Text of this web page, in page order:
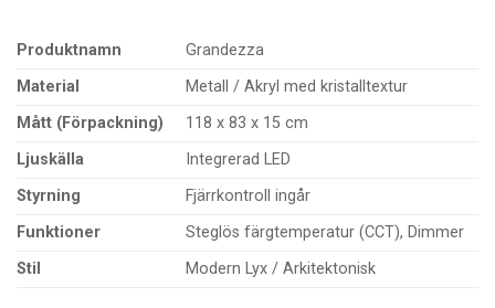
Produktnamn
Grandezza
Material
Metall / Akryl med kristalltextur
Mått (Förpackning)
118 x 83 x 15 cm
Ljuskälla
Integrerad LED
Styrning
Fjärrkontroll ingår
Funktioner
Steglös färgtemperatur (CCT), Dimmer
Stil
Modern Lyx / Arkitektonisk